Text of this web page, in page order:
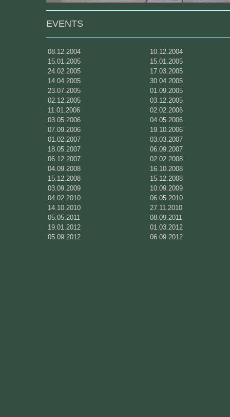
EVENTS
08.12.2004
10.12.2004
15.01.2005
15.01.2005
24.02.2005
17.03.2005
14.04.2005
30.04.2005
23.07.2005
01.09.2005
02.12.2005
03.12.2005
11.01.2006
02.02.2006
03.05.2006
04.05.2006
07.09.2006
19.10.2006
01.02.2007
03.03.2007
18.05.2007
06.09.2007
06.12.2007
02.02.2008
04.09.2008
16.10.2008
15.12.2008
15.12.2008
03.09.2009
10.09.2009
04.02.2010
06.05.2010
14.10.2010
27.11.2010
05.05.2011
08.09.2011
19.01.2012
01.03.2012
05.09.2012
06.09.2012